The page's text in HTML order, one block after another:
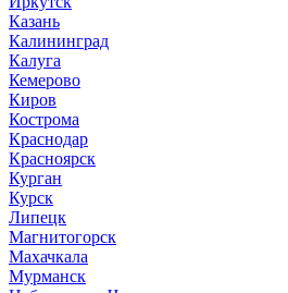
Казань
Калининград
Калуга
Кемерово
Киров
Кострома
Краснодар
Красноярск
Курган
Курск
Липецк
Магнитогорск
Махачкала
Мурманск